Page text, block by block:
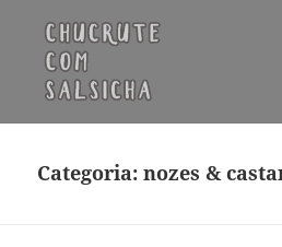
Categoria:nozes &